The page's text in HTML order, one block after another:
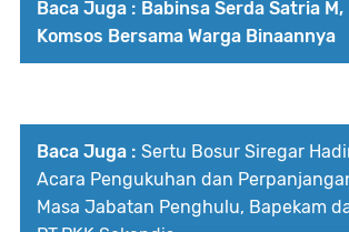
Baca Juga : Babinsa Serda Satria M,
Komsos Bersama Warga Binaannya
Baca Juga : Sertu Bosur Siregar
Acara Pengukuhan dan
Masa Jabatan Penghulu, Bapekam